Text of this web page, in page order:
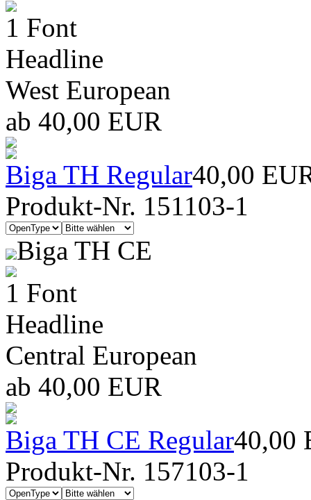
1 Font
Headline
West European
ab 40,00 EUR
Biga TH Regular40,00
Produkt-Nr. 151103-1
Biga TH CE
1 Font
Headline
Central European
ab 40,00 EUR
Biga TH CE Regular40,00
Produkt-Nr. 157103-1